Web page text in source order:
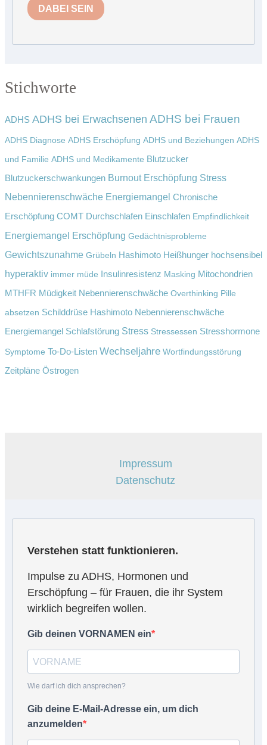
DABEI SEIN
Stichworte
ADHS ADHS bei Erwachsenen ADHS bei Frauen
ADHS Diagnose ADHS Erschöpfung ADHS und Beziehungen ADHS
und Familie ADHS und Medikamente Blutzucker
Blutzuckerschwankungen Burnout Erschöpfung Stress
Nebennierenschwäche Energiemangel Chronische
Erschöpfung COMT Durchschlafen Einschlafen Empfindlichkeit
Energiemangel Erschöpfung Gedächtnisprobleme
Gewichtszunahme Grübeln Hashimoto Heißhunger hochsensibel
hyperaktiv immer müde Insulinresistenz Masking Mitochondrien
MTHFR Müdigkeit Nebennierenschwäche Overthinking Pille
absetzen Schilddrüse Hashimoto Nebennierenschwäche
Energiemangel Schlafstörung Stress Stressessen Stresshormone
Symptome To-Do-Listen Wechseljahre Wortfindungsstörung
Zeitpläne Östrogen
Impressum
Datenschutz
Verstehen statt funktionieren.
Impulse zu ADHS, Hormonen und
Erschöpfung – für Frauen, die ihr System
wirklich begreifen wollen.
Gib deinen VORNAMEN ein
Wie darf ich dich ansprechen?
Gib deine E-Mail-Adresse ein, um dich
anzumelden